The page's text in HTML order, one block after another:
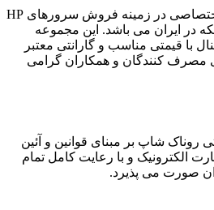
روناک شاپ یک فروشگاه اختصاصی در زمینه فروش سرورهای HP
در ایران می باشد. این مجموعه
با قیمتی مناسب و گارانتی معتبر
مصرف کنندگان و همکاران گرامی
روناک شاپ بر مبنای قوانین و آئین
الکترونیک و با رعایت کامل تمام
صورت می پذیرد.